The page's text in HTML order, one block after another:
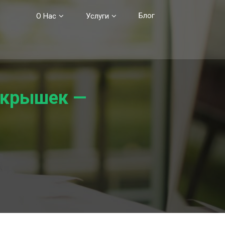
О Нас Услуги Блог
—